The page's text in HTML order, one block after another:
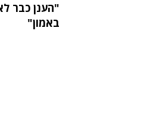
"הענן כבר
באמון"